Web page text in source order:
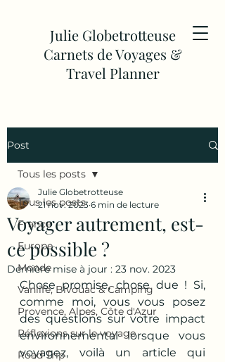
Julie Globetrotteuse
Carnets de Voyages &
Travel Planner
Post
Tous les posts
France
Europe
Monde
Vanlife, Bivouac & Camping
Provence, Alpes, Côte d'Azur
Réflexions sur le voyage
Road Trip
Tous les posts
Voyager autrement, est-
ce possible ?
Julie Globetrotteuse
21 nov. 2023 6 min de lecture
Dernière mise à jour : 23 nov. 2023
Chose promise, chose due ! Si,
comme moi, vous vous posez
des questions sur votre impact
environnemental lorsque vous
voyagez, voilà un article qui